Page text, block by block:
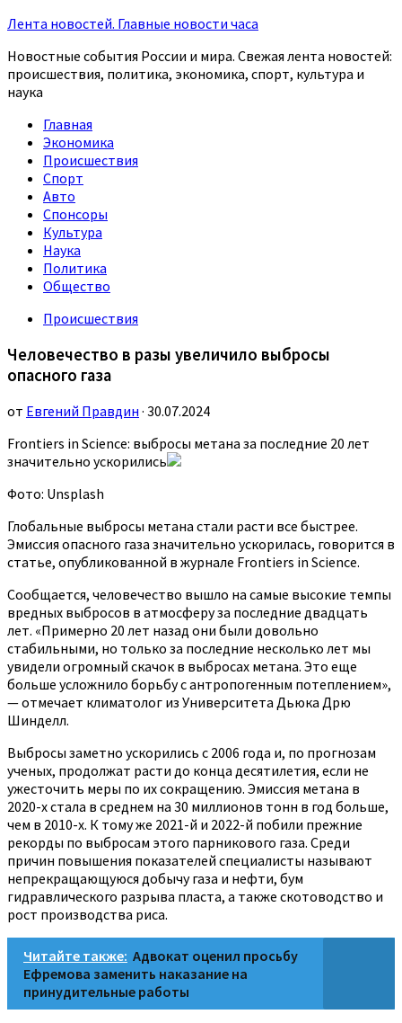
Лента новостей. Главные новости часа
Новостные события России и мира. Свежая лента новостей:
происшествия, политика, экономика, спорт, культура и
наука
Главная
Экономика
Происшествия
Спорт
Авто
Спонсоры
Культура
Наука
Политика
Общество
Происшествия
Человечество в разы увеличило выбросы
опасного газа
от Евгений Правдин · 30.07.2024
Frontiers in Science: выбросы метана за последние 20 лет
значительно ускорились
Фото: Unsplash
Глобальные выбросы метана стали расти все быстрее.
Эмиссия опасного газа значительно ускорилась, говорится в
статье, опубликованной в журнале Frontiers in Science.
Сообщается, человечество вышло на самые высокие темпы
вредных выбросов в атмосферу за последние двадцать
лет. «Примерно 20 лет назад они были довольно
стабильными, но только за последние несколько лет мы
увидели огромный скачок в выбросах метана. Это еще
больше усложнило борьбу с антропогенным потеплением»,
— отмечает климатолог из Университета Дьюка Дрю
Шинделл.
Выбросы заметно ускорились с 2006 года и, по прогнозам
ученых, продолжат расти до конца десятилетия, если не
ужесточить меры по их сокращению. Эмиссия метана в
2020-х стала в среднем на 30 миллионов тонн в год больше,
чем в 2010-х. К тому же 2021-й и 2022-й побили прежние
рекорды по выбросам этого парникового газа. Среди
причин повышения показателей специалисты называют
непрекращающуюся добычу газа и нефти, бум
гидравлического разрыва пласта, а также скотоводство и
рост производства риса.
Читайте также: Адвокат оценил просьбу
Ефремова заменить наказание на
принудительные работы